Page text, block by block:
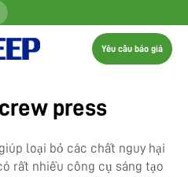
Yêu cầu báo giá
press
loại bỏ các chất nguy hại
rất nhiều công cụ sáng tạo